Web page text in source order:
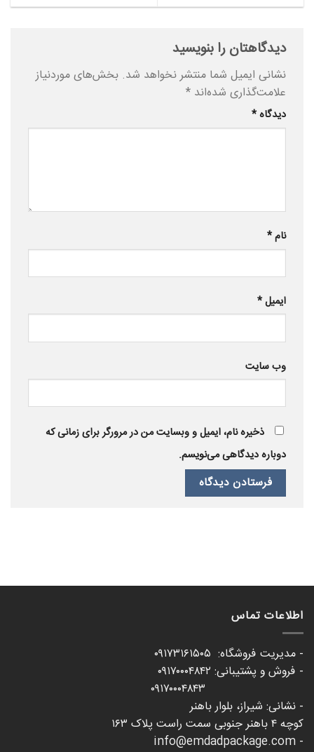
دیدگاهتان را بنویسید
نشانی ایمیل شما منتشر نخواهد شد. بخش‌های موردنیاز
علامت‌گذاری شده‌اند *
دیدگاه*
نام*
ایمیل*
وب‌ سایت
ذخیره نام، ایمیل و وبسایت من در مرورگر برای زمانی که
دوباره دیدگاهی می‌نویسم.
اطلاعات تماس
- مدیریت فروشگاه: ۰۹۱۷۳۱۶۱۵۰۵
- فروش و پشتیبانی: ۰۹۱۷۰۰۰۴۸۴۲
- نشانی: شیراز، بلوار باهنر
کوچه ۴ باهنر جنوبی سمت راست پلاک ۱۶۳
- info@emdadpackage.com